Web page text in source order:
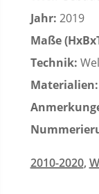
Jahr: 2019
Maße
Technik:
Materialien:
2010-2020,